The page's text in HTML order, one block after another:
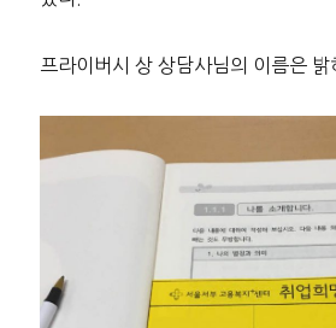
프라이버시 상 상담사님의 이름은 밝